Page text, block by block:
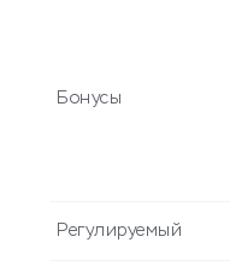
Бонусы
Регулируемый